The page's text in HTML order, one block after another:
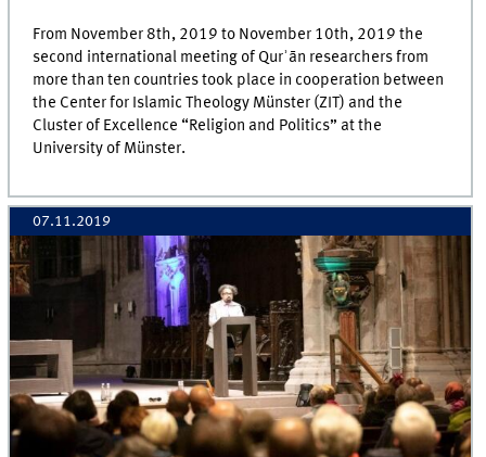
From November 8th, 2019 to November 10th, 2019 the
second international meeting of Qurʾān researchers from
more than ten countries took place in cooperation between
the Center for Islamic Theology Münster (ZIT) and the
Cluster of Excellence “Religion and Politics” at the
University of Münster.
07.11.2019